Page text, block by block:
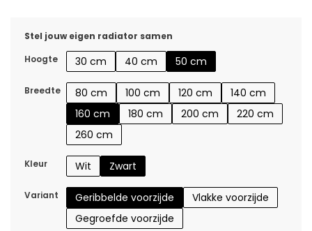
Stel jouw eigen radiator samen
Hoogte
30 cm 40 cm 50 cm
Breedte 80 cm 100 cm 120 cm
140 cm
160 cm
180 cm 200 cm
220 cm
260 cm
Kleur Wit Zwart
Variant Geribbelde voorzijde
Vlakke voorzijde
Gegroefde voorzijde